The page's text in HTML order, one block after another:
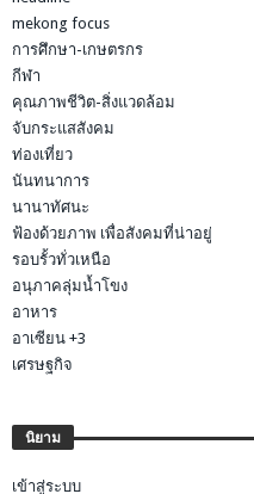
mekong focus
การศึกษา-เกษตรกร
กีฬา
คุณภาพชีวิต-สิ่งแวดล้อม
จับกระแสสังคม
ท่องเที่ยว
นันทนาการ
นานาทัศนะ
ฟ้องด้วยภาพ เพื่อสังคมที่น่าอยู่
รอบรั้วทั่วเหนือ
อนุภาคลุ่มน้ำโขง
อาหาร
อาเซียน +3
เศรษฐกิจ
นิยาม
เข้าสู่ระบบ